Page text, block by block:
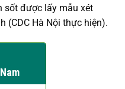
sốt được lấy mẫu xét
(CDC Hà Nội thực hiện).